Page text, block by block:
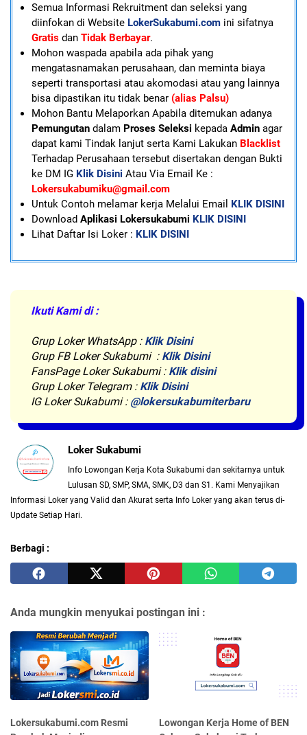
Semua Informasi Rekruitment dan seleksi yang
diinfokan di Website LokerSukabumi.comini sifatnya
Gratisdan Tidak Berbayar.
Mohon waspada apabila ada pihak yang
mengatasnamakan perusahaan, dan meminta biaya
seperti transportasi atau akomodasi atau yang lainnya
bisa dipastikan itu tidak benar (alias Palsu)
Mohon Bantu Melaporkan Apabila ditemukan adanya
Pemungutandalam Proses Seleksi kepada Adminagar
dapat kami Tindak lanjut serta Kami LakukanBlacklist
Terhadap Perusahaan tersebut disertakan dengan Bukti
ke DM IG Klik Disini Atau Via Email Ke :
Lokersukabumiku@gmail.com
Untuk Contoh melamar kerja Melalui Email KLIK DISINI
Download Aplikasi Lokersukabumi KLIK DISINI
Lihat Daftar Isi Loker : KLIK DISINI
Ikuti Kami di :
Grup Loker WhatsApp : Klik Disini
Grup FB Loker Sukabumi : Klik Disini
FansPage Loker Sukabumi : Klik disini
Grup Loker Telegram : Klik Disini
IG Loker Sukabumi : @lokersukabumiterbaru
Loker Sukabumi
Info Lowongan Kerja Kota Sukabumi dan sekitarnya untuk
Lulusan SD, SMP, SMA, SMK, D3 dan S1. Kami Menyajikan
Informasi Loker yang Valid dan Akurat serta Info Loker yang akan terus di-
Update Setiap Hari.
Berbagi :
Anda mungkin menyukai postingan ini :
Lokersukabumi.com Resmi
Lowongan Kerja Home of BEN